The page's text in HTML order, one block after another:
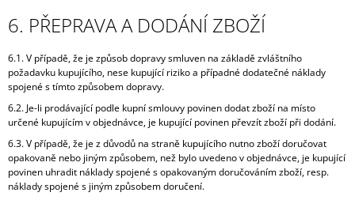
6. PŘEPRAVA A DODÁNÍ ZBOŽÍ
6.1. V případě, že je způsob dopravy smluven na základě zvláštního
požadavku kupujícího, nese kupující riziko a případné dodatečné náklady
spojené s tímto způsobem dopravy.
6.2. Je-li prodávající podle kupní smlouvy povinen dodat zboží na místo
určené kupujícím v objednávce, je kupující povinen převzít zboží při dodání.
6.3. V případě, že je z důvodů na straně kupujícího nutno zboží doručovat
opakovaně nebo jiným způsobem, než bylo uvedeno v objednávce, je kupující
povinen uhradit náklady spojené s opakovaným doručováním zboží, resp.
náklady spojené s jiným způsobem doručení.